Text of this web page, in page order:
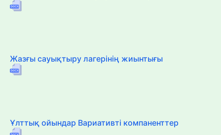
Жазғы сауықтыру лагерінің жиынтығы
Ұлттық ойындар Вариативті компаненттер